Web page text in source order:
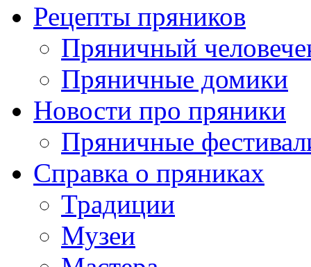
Рецепты пряников
Пряничный
Пряничные домики
Новости про пряники
Пряничные
Справка о пряниках
Традиции
Музеи